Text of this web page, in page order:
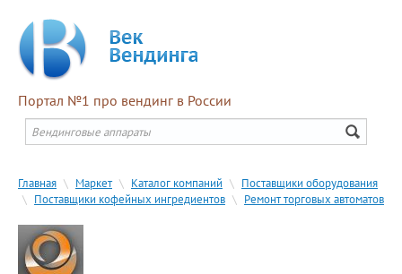
Портал №1 про вендинг в России
Главная \ Маркет \ Каталог компаний \ Поставщики оборудования
\ Поставщики кофейных ингредиентов \ Ремонт торговых автоматов